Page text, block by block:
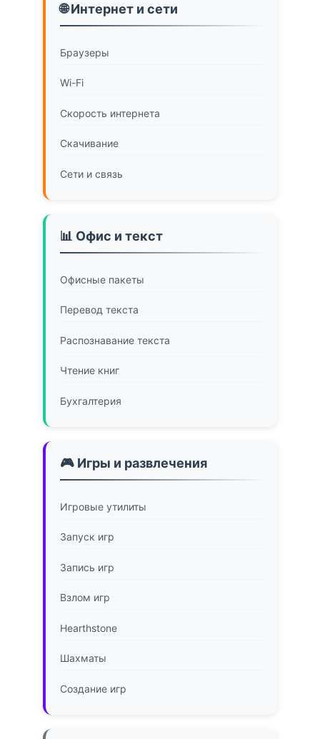
🌐 Интернет и сети
Браузеры
Wi-Fi
Скорость интернета
Скачивание
Сети и связь
📊 Офис и текст
Офисные пакеты
Перевод текста
Распознавание текста
Чтение книг
Бухгалтерия
🎮 Игры и развлечения
Игровые утилиты
Запуск игр
Запись игр
Взлом игр
Hearthstone
Шахматы
Создание игр